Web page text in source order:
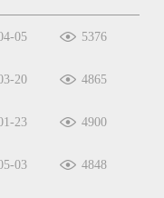
05 5376
20 4865
23 4900
03 4848